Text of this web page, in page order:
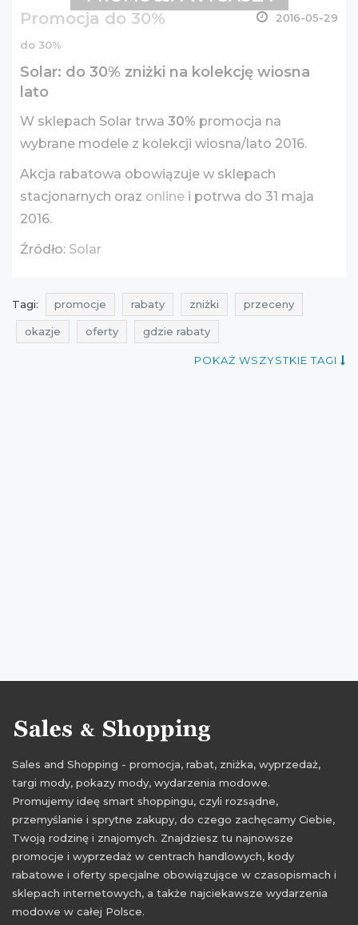
Promocja do 30% 2016-05-29
do 30%
Solar: do 30% zniżki na kolekcję wiosna
lato
W sklepach Solar trwa 30% promocja na
wybrane modele z kolekcji wiosna/lato 2016.
Akcja rabatowa obowiązuje w sklepach
stacjonarnych oraz online i potrwa do 31 maja
2016.
Źródło: Solar
Tagi: promocje rabaty zniżki przeceny
okazje oferty gdzie rabaty
atrakcyjne zniżki
POKAŻ WSZYSTKIE TAGI
Sales and Shopping - promocja, rabat, zniżka, wyprzedaż,
targi mody, pokazy mody, wydarzenia modowe.
Promujemy ideę smart shoppingu, czyli rozsądne,
przemyślanie i sprytne zakupy, do czego zachęcamy Ciebie,
Twoją rodzinę i znajomych. Znajdziesz tu najnowsze
promocje i wyprzedaż w centrach handlowych, kody
rabatowe i oferty specjalne obowiązujące w czasopismach i
sklepach internetowych, a także najciekawsze wydarzenia
modowe w całej Polsce.